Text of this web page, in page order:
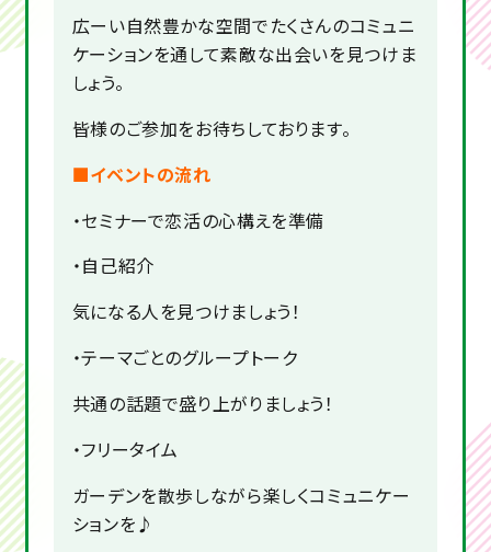
広ーい自然豊かな空間でたくさんのコミュニ
ケーションを通して素敵な出会いを見つけま
しょう。
皆様のご参加をお待ちしております。
■イベントの流れ
・セミナーで恋活の心構えを準備
・自己紹介
気になる人を見つけましょう！
・テーマごとのグループトーク
共通の話題で盛り上がりましょう！
・フリータイム
ガーデンを散歩しながら楽しくコミュニケー
ションを♪